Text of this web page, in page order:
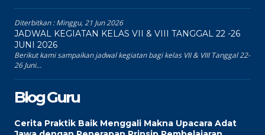
Diterbitkan :Minggu, 21 Jun 2026
JADWAL KEGIATAN KELAS VII & VIII TANGGAL 22 -26
JUNI 2026
Berikut kami sampaikan jadwal kegiatan bagi kelas VII & VIII Tanggal 22-
26 Juni...
Blog Guru
Cerita Praktik Baik Menggali Makna Upacara Adat